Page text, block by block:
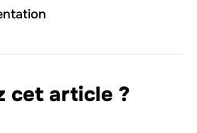
et une texture
cet article ?